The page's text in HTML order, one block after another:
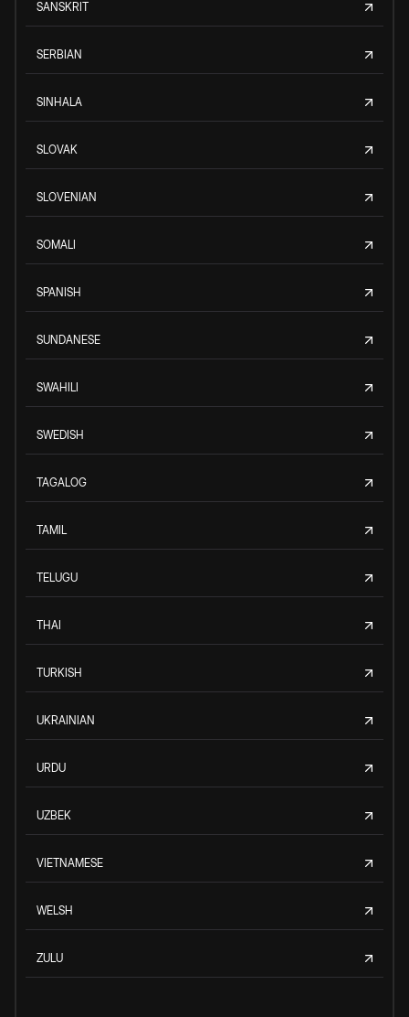
SANSKRIT
SERBIAN
SINHALA
SLOVAK
SLOVENIAN
SOMALI
SPANISH
SUNDANESE
SWAHILI
SWEDISH
TAGALOG
TAMIL
TELUGU
THAI
TURKISH
UKRAINIAN
URDU
UZBEK
VIETNAMESE
WELSH
ZULU